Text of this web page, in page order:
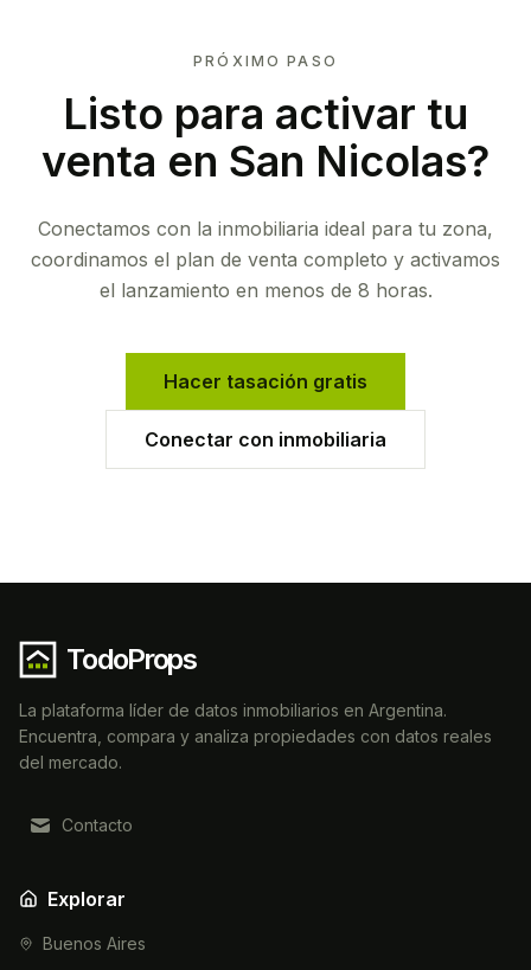
PRÓXIMO PASO
Listo para activar tu
venta en San Nicolas?
Conectamos con la inmobiliaria ideal para tu zona,
coordinamos el plan de venta completo y activamos
el lanzamiento en menos de 8 horas.
Hacer tasación gratis
Conectar con inmobiliaria
TodoProps
La plataforma líder de datos inmobiliarios en Argentina.
Encuentra, compara y analiza propiedades con datos reales
del mercado.
Contacto
Explorar
Buenos Aires